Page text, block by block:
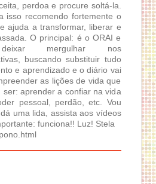
perdoa e procure soltá-la.
isso recomendo fortemente o
ajuda a transformar, liberar e
O principal: é o ORAI e
mergulhar nos
buscando substituir tudo
e aprendizado e o diário vai
as lições de vida que
aprender a confiar na vida
pessoal, perdão, etc. Vou
uma lida, assista aos vídeos
funciona!! Luz! Stela